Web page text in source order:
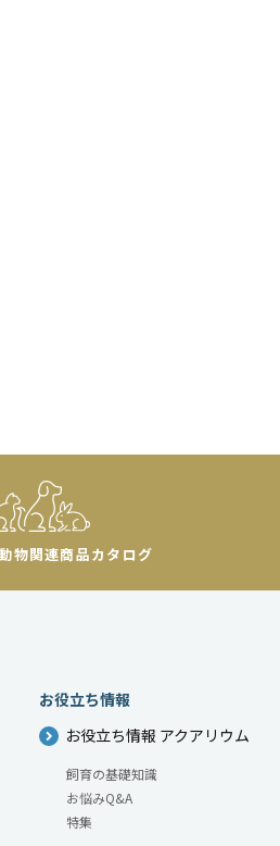
物関連商品カタログ
お役立ち情報
お役立ち情報 アクアリウム
飼育の基礎知識
お悩みQ&A
特集